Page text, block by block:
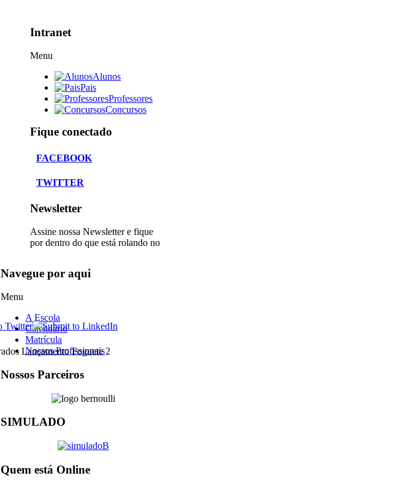
Intranet
Menu
Alunos
Pais
Professores
Concursos
Navegue por aqui
Menu
A Escola
Calendário
Matrícula
Nossos Profissionais
Nossos Parceiros
SIMULADO
Quem está Online
Fique conectado
FACEBOOK
TWITTER
Newsletter
Assine nossa Newsletter e fique
por dentro do que está rolando no